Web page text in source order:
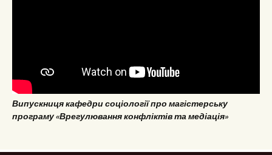
Випускниця кафедри соціології про магістерську
програму «Врегулювання конфліктів та медіація»